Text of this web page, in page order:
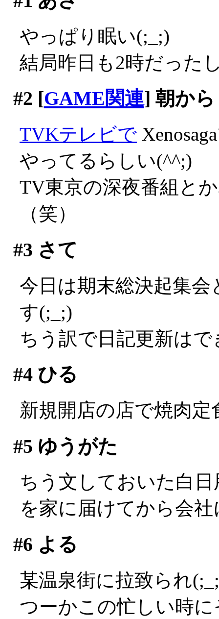
やっぱり眠い(;_;)
結局昨日も2時だった
#2 [GAME関連] 朝から
TVKテレビで
やってるらしい(^^;)
TV東京の深夜番組と
（笑）
#3 さて
今日は期末総決起集
す(;_;)
ちう訳で日記更新は
#4ひる
新規開店の店で焼肉定
#5 ゆうがた
ちう文しておいた白
を家に届けてから会
#6 よる
某温泉街に拉致られ
つーかこの忙しい時